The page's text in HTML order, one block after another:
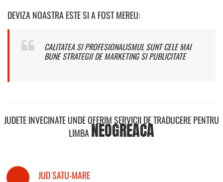
DEVIZA NOASTRA ESTE SI A FOST MEREU:
CALITATEA SI PROFESIONALISMUL SUNT CELE MAI
BUNE STRATEGII DE MARKETING SI PUBLICITATE
JUDETE INVECINATE UNDE OFERIM SERVICII DE TRADUCERE PENTRU
LIMBANEOGREACA
JUD SATU-MARE